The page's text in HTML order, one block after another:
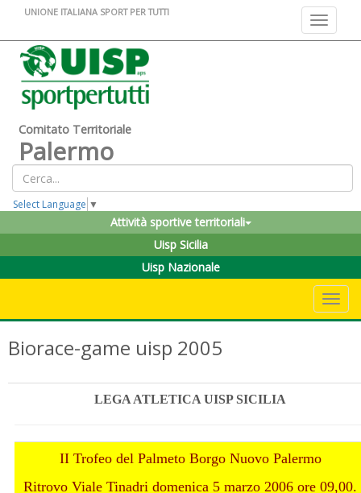
Toggle
UNIONE ITALIANA SPORT PER TUTTI
Comitato Territoriale
Palermo
Select Language ▼
Attività sportive territoriali
Uisp Sicilia
Uisp Nazionale
Biorace-game uisp 2005
LEGA ATLETICA UISP SICILIA
II Trofeo del Palmeto Borgo Nuovo Palermo
Ritrovo Viale Tinadri domenica 5 marzo 2006 ore 09,00.